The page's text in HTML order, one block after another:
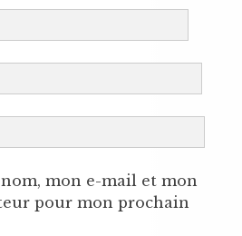
mon e-mail et mon
pour mon prochain